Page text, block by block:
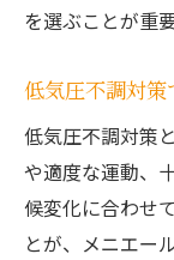
を選ぶことが重要
低気圧不調対
低気圧不調対策
や適度な運動、
候変化に合わせ
とが、メニエー